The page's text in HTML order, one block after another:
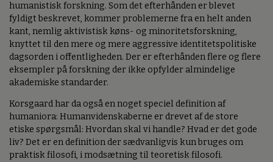
humanistisk forskning. Som det efterhånden er blevet
fyldigt beskrevet, kommer problemerne fra en helt anden
kant, nemlig aktivistisk køns- og minoritetsforskning,
knyttet til den mere og mere aggressive identitetspolitiske
dagsorden i offentligheden. Der er efterhånden flere og flere
eksempler på forskning der ikke opfylder almindelige
akademiske standarder.
Korsgaard har da også en noget speciel definition af
humaniora: Humanvidenskaberne er drevet af de store
etiske spørgsmål: Hvordan skal vi handle? Hvad er det gode
liv? Det er en definition der sædvanligvis kun bruges om
praktisk filosofi, i modsætning til teoretisk filosofi.